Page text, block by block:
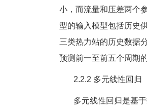
小，而流量和压差两个
型的输入模型包括历史
三类热力站的历史数据
预测前一至前五个周期
2.2.2 多元线性回归
多元线性回归是基于